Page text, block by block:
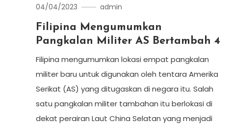
04/04/2023 admin
Filipina Mengumumkan
Pangkalan Militer AS Bertambah 4
Filipina mengumumkan lokasi empat pangkalan
militer baru untuk digunakan oleh tentara Amerika
Serikat (AS) yang ditugaskan di negara itu. Salah
satu pangkalan militer tambahan itu berlokasi di
dekat perairan Laut China Selatan yang menjadi